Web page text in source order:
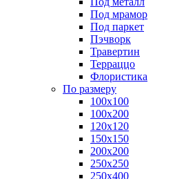
Под мрамор
Под паркет
Пэчворк
Травертин
Терраццо
Флористика
По размеру
100х100
100х200
120х120
150х150
200х200
250х250
250х400